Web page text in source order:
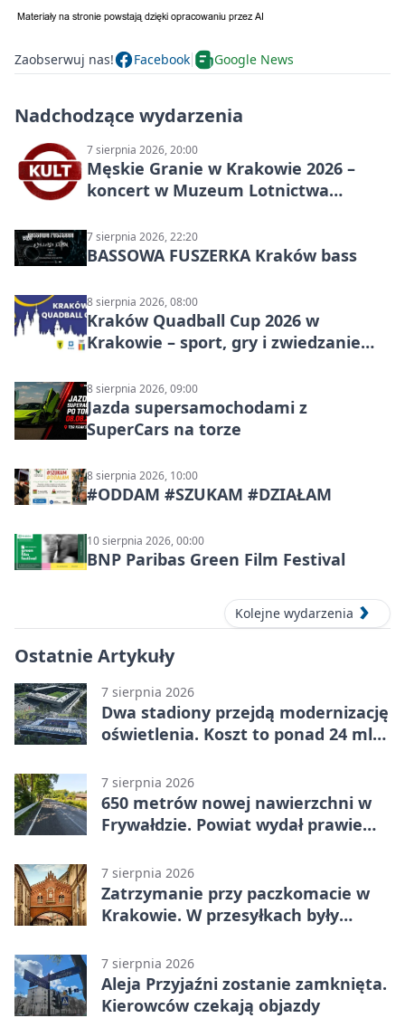
Zaobserwuj nas! Facebook Google News
Nadchodzące wydarzenia
7 sierpnia 2026, 20:00
Męskie Granie w Krakowie 2026 –
koncert w Muzeum Lotnictwa
7 sierpnia 2026, 22:20
BASSOWA FUSZERKA Kraków bass
8 sierpnia 2026, 08:00
Kraków Quadball Cup 2026 w
Krakowie – sport, gry i zwiedzanie
8 sierpnia 2026, 09:00
Jazda supersamochodami z
SuperCars na torze
8 sierpnia 2026, 10:00
#ODDAM #SZUKAM #DZIAŁAM
10 sierpnia 2026, 00:00
BNP Paribas Green Film Festival
Kolejne wydarzenia
Ostatnie Artykuły
7 sierpnia 2026
Dwa stadiony przejdą modernizację
oświetlenia. Koszt to ponad 24 mln
7 sierpnia 2026
650 metrów nowej nawierzchni w
Frywałdzie. Powiat wydał prawie
7 sierpnia 2026
Zatrzymanie przy paczkomacie w
Krakowie. W przesyłkach były
7 sierpnia 2026
Aleja Przyjaźni zostanie zamknięta.
Kierowców czekają objazdy